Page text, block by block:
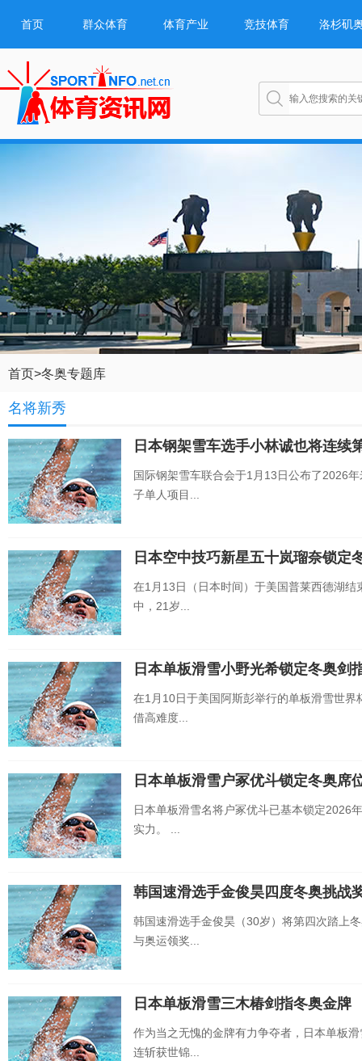
首页 群众体育 体育产业 竞技体育 洛杉矶
首页>冬奥专题库
名将新秀
日本钢架雪车选手小林诚也将连续
国际钢架雪车联合会于1月13日公布了2026
子单人项目...
日本空中技巧新星五十岚瑠奈锁定
在1月13日（日本时间）于美国普莱西德湖
中，21岁...
日本单板滑雪小野光希锁定冬奥剑
在1月10日于美国阿斯彭举行的单板滑雪世
借高难度...
日本单板滑雪户冢优斗锁定冬奥席
日本单板滑雪名将户冢优斗已基本锁定2026
实力。 ...
韩国速滑选手金俊昊四度冬奥挑战
韩国速滑选手金俊昊（30岁）将第四次踏上
与奥运领奖...
日本单板滑雪三木椿剑指冬奥金牌
作为当之无愧的金牌有力争夺者，日本单板
连斩获世锦...